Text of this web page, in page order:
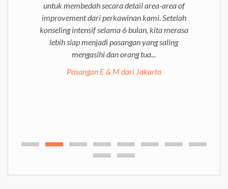
untuk membedah secara detail area-area of
improvement dari perkawinan kami. Setelah
konseling intensif selama 6 bulan, kita merasa
lebih siap menjadi pasangan yang saling
mengasihi dan orang tua...
Pasangan E & M dari Jakarta